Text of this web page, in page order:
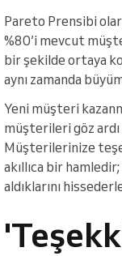
Pareto Prensibi
%80’i mevcut
bir şekilde ortaya
aynı zamanda
Yeni müşteri
müşterileri göz
Müşterilerinize
akıllıca bir
aldıklarını